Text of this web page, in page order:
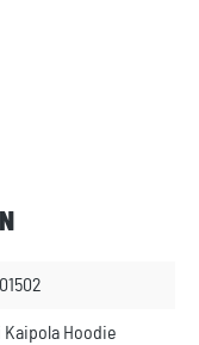
Kaipola Hoodie